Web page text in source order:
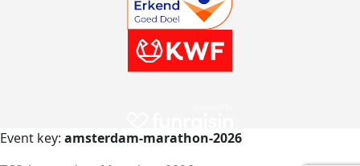
Event key: amsterdam-marathon-2026